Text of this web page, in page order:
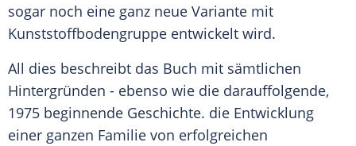
sogar noch eine ganz neue Variante mit
Kunststoffbodengruppe entwickelt wird.
All dies beschreibt das Buch mit sämtlichen
Hintergründen - ebenso wie die darauffolgende,
1975 beginnende Geschichte. die Entwicklung
einer ganzen Familie von erfolgreichen